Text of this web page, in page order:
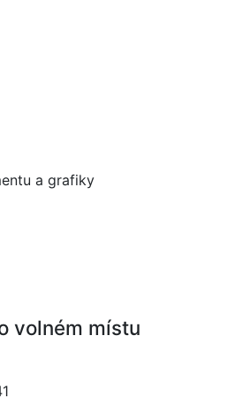
a grafiky
volném místu